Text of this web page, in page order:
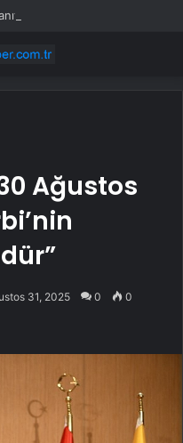
Ağustos
31, 2025 0 0